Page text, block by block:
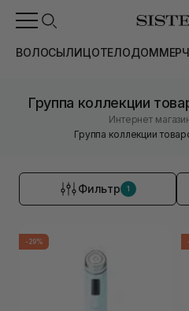
ВОЛОСЫЛИЦОТЕЛОДОММЕРЧ
Группа коллекции
Интернет
Группа коллекции
Фильтр 1
-29%